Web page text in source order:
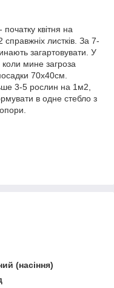
квітня на
листків. За 7-
загартовувати. У
коли мине загроза
70х40см.
3-5 рослин на 1м2,
в одне стебло з
(насіння)